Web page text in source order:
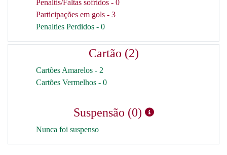
Penaltis/Faltas sofridos - 0
Participações em gols - 3
Penalties Perdidos - 0
Cartão (2)
Cartões Amarelos - 2
Cartões Vermelhos - 0
Suspensão (0)
Nunca foi suspenso